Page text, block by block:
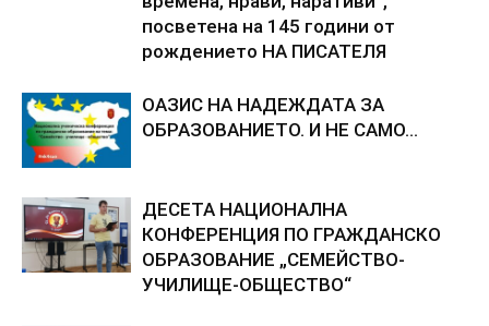
посветена на 145 години от
рождението НА ПИСАТЕЛЯ
ОАЗИС НА НАДЕЖДАТА ЗА
ОБРАЗОВАНИЕТО. И НЕ САМО…
ДЕСЕТА НАЦИОНАЛНА
КОНФЕРЕНЦИЯ ПО ГРАЖДАНСКО
ОБРАЗОВАНИЕ „СЕМЕЙСТВО-
УЧИЛИЩЕ-ОБЩЕСТВО“